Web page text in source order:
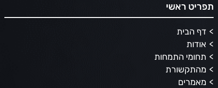
תפריט ראשי
דף הבית
אודות
תחומי התמחות
מהתקשורת
מאמרים